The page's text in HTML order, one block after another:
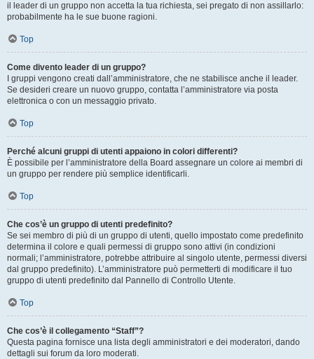
il leader di un gruppo non accetta la tua richiesta, sei pregato di non assillarlo:
probabilmente ha le sue buone ragioni.
Top
Come divento leader di un gruppo?
I gruppi vengono creati dall’amministratore, che ne stabilisce anche il leader.
Se desideri creare un nuovo gruppo, contatta l’amministratore via posta
elettronica o con un messaggio privato.
Top
Perché alcuni gruppi di utenti appaiono in colori differenti?
È possibile per l’amministratore della Board assegnare un colore ai membri di
un gruppo per rendere più semplice identificarli.
Top
Che cos’è un gruppo di utenti predefinito?
Se sei membro di più di un gruppo di utenti, quello impostato come predefinito
determina il colore e quali permessi di gruppo sono attivi (in condizioni
normali; l’amministratore, potrebbe attribuire al singolo utente, permessi diversi
dal gruppo predefinito). L’amministratore può permetterti di modificare il tuo
gruppo di utenti predefinito dal Pannello di Controllo Utente.
Top
Che cos’è il collegamento “Staff”?
Questa pagina fornisce una lista degli amministratori e dei moderatori, dando
dettagli sui forum da loro moderati.